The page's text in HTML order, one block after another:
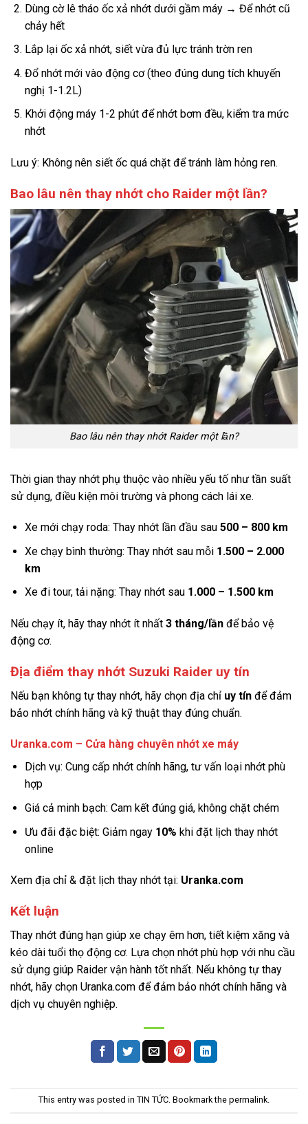
Dùng cờ lê tháo ốc xả nhớt dưới gầm máy → Để nhớt cũ
chảy hết
Lắp lại ốc xả nhớt, siết vừa đủ lực tránh trờn ren
Đổ nhớt mới vào động cơ (theo đúng dung tích khuyến
nghị 1-1.2L)
Khởi động máy 1-2 phút để nhớt bơm đều, kiểm tra mức
nhớt
Lưu ý: Không nên siết ốc quá chặt để tránh làm hỏng ren.
Bao lâu nên thay nhớt cho Raider một lần?
Bao lâu nên thay nhớt Raider một lần?
Thời gian thay nhớt phụ thuộc vào nhiều yếu tố như tần suất
sử dụng, điều kiện môi trường và phong cách lái xe.
Xe mới chạy roda: Thay nhớt lần đầu sau 500 – 800 km
Xe chạy bình thường: Thay nhớt sau mỗi 1.500 – 2.000
km
Xe đi tour, tải nặng: Thay nhớt sau 1.000 – 1.500 km
Nếu chạy ít, hãy thay nhớt ít nhất 3 tháng/lần để bảo vệ
động cơ.
Địa điểm thay nhớt Suzuki Raider uy tín
Nếu bạn không tự thay nhớt, hãy chọn địa chỉ uy tín để đảm
bảo nhớt chính hãng và kỹ thuật thay đúng chuẩn.
Uranka.com – Cửa hàng chuyên nhớt xe máy
Dịch vụ: Cung cấp nhớt chính hãng, tư vấn loại nhớt phù
hợp
Giá cả minh bạch: Cam kết đúng giá, không chặt chém
Ưu đãi đặc biệt: Giảm ngay 10% khi đặt lịch thay nhớt
online
Xem địa chỉ & đặt lịch thay nhớt tại: Uranka.com
Kết luận
Thay nhớt đúng hạn giúp xe chạy êm hơn, tiết kiệm xăng và
kéo dài tuổi thọ động cơ. Lựa chọn nhớt phù hợp với nhu cầu
sử dụng giúp Raider vận hành tốt nhất. Nếu không tự thay
nhớt, hãy chọn Uranka.com để đảm bảo nhớt chính hãng và
dịch vụ chuyên nghiệp.
This entry was posted in TIN TỨC. Bookmark the permalink.